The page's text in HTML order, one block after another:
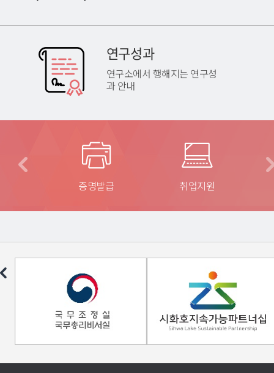
연구성과
연구소에서 행해지는 연구성
과 안내
증명발급 취업지원